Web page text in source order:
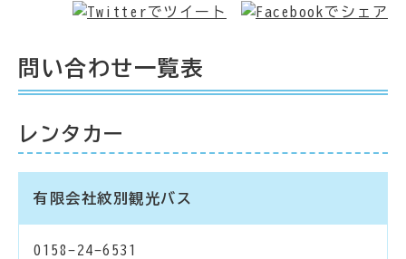
問い合わせ一覧表
レンタカー
有限会社紋別観光バス
0158-24-6531